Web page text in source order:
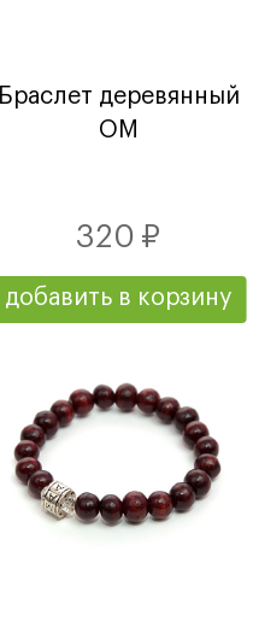
Браслет деревянный
ОМ
320 ₽
добавить в корзину